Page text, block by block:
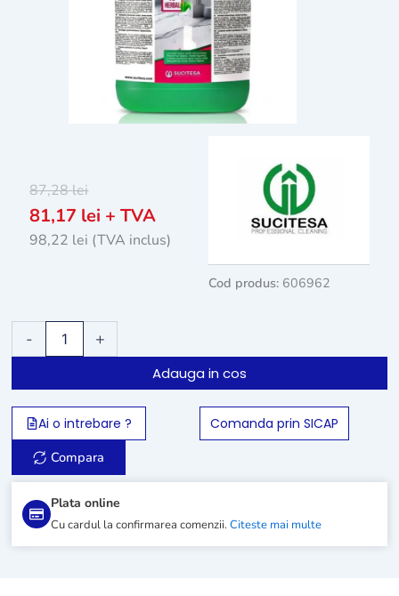
Plata online
Cu cardul la confirmarea comenzii.Citeste mai multe
87,28lei
81,17 lei + TVA
98,22 lei (TVA inclus)
Cod produs: 606962
-
Detergent
Herbal
+
Adauga in cos
Ai o intrebare ?
Comanda prin SICAP
Compara